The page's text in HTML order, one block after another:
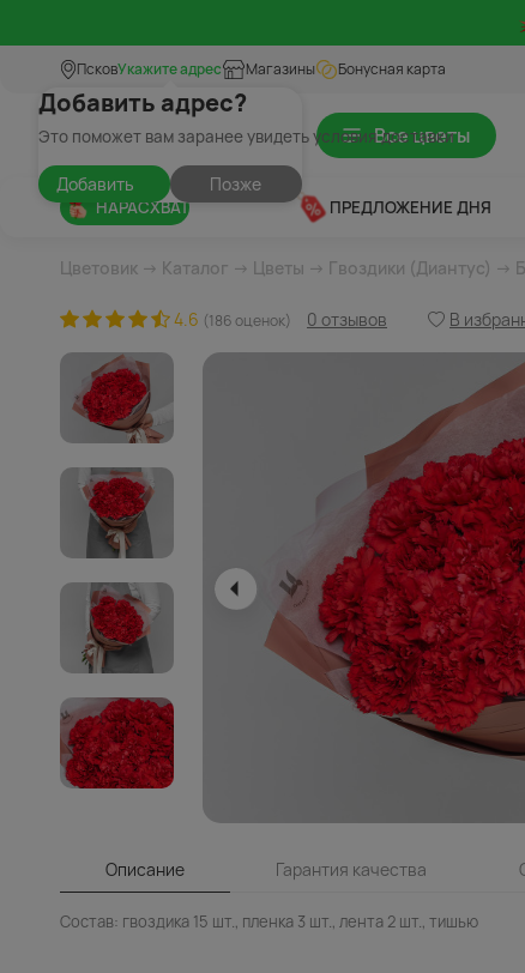
ПсковУкажите адрес
Добавить адрес?
Это поможет вам заранее увидеть условия доставки
Добавить Позже
Магазины Бонусная карта
Все цветы
НАРАСХВАТ ПРЕДЛОЖЕНИЕ ДНЯ
Цветовик → Каталог → Цветы → Гвоздики (Диантус) →
4.6 (186 оценок) 0 отзывов В
Описание Гарантия качества
Состав: гвоздика 15 шт., пленка 3 шт., лента 2 шт., тишью